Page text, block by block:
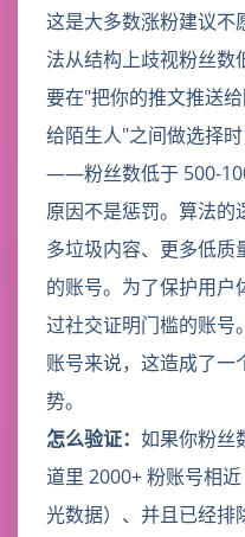
这是大多数涨粉建议不
法从结构上歧视粉丝数
要在"把你的推文推送
给陌生人"之间做选择
——粉丝数低于 500-
原因不是惩罚。算法的
多垃圾内容、更多低质
的账号。为了保护用户
过社交证明门槛的账号
账号来说，这造成了一
势。
怎么验证： 如果你粉丝
道里 2000+ 粉账号相
光数据）、并且已经